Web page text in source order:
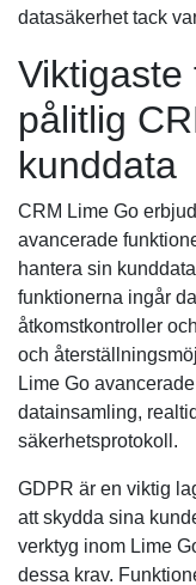
datasäkerhet tack
Viktigaste
pålitlig
kunddata
CRM Lime Go
avancerade
hantera sin
funktionerna ingår
åtkomstkontroller
och
Lime Go
datainsamling,
säkerhetsprotokoll.
GDPR är en viktig
att skydda sina
verktyg inom Lime
dessa krav.